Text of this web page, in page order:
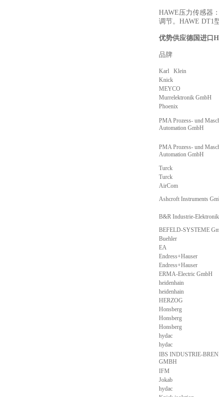
HAWE压力传感器
调节。HAWE DT1
优势供应德国进口
品牌
Karl Klein
Knick
MEYCO
Murrelektronik GmbH
Phoenix
PMA Prozess- und
Automation GmbH
PMA Prozess- und
Automation GmbH
Turck
Turck
AirCom
Ashcroft Instruments
B&R Industrie-
BEFELD-SYSTEME
Buehler
EA
Endress+Hauser
Endress+Hauser
ERMA-Electric GmbH
heidenhain
heidenhain
HERZOG
Honsberg
Honsberg
Honsberg
hydac
hydac
IBS INDUSTRIE-
GMBH
IFM
Jokab
hydac